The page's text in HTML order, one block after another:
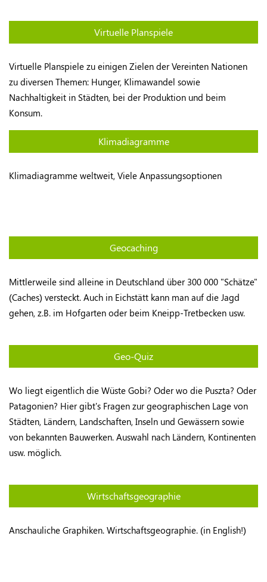
Virtuelle Planspiele
Virtuelle Planspiele zu einigen Zielen der Vereinten Nationen
zu diversen Themen: Hunger, Klimawandel sowie
Nachhaltigkeit in Städten, bei der Produktion und beim
Konsum.
Klimadiagramme
Klimadiagramme weltweit, Viele Anpassungsoptionen
Geocaching
Mittlerweile sind alleine in Deutschland über 300 000 "Schätze"
(Caches) versteckt. Auch in Eichstätt kann man auf die Jagd
gehen, z.B. im Hofgarten oder beim Kneipp-Tretbecken usw.
Geo-Quiz
Wo liegt eigentlich die Wüste Gobi? Oder wo die Puszta? Oder
Patagonien? Hier gibt's Fragen zur geographischen Lage von
Städten, Ländern, Landschaften, Inseln und Gewässern sowie
von bekannten Bauwerken. Auswahl nach Ländern, Kontinenten
usw. möglich.
Wirtschaftsgeographie
Anschauliche Graphiken. Wirtschaftsgeographie. (in English!)